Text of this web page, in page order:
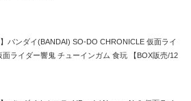
】バンダイ(BANDAI) SO-DO CHRONICLE 仮面ライ
面ライダー響鬼 チューインガム 食玩 【BOX販売/12